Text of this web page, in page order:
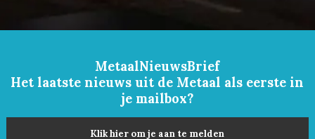
MetaalNieuwsBrief
Het laatste nieuws uit de Metaal als eerste in
je mailbox?
Klik hier om je aan te melden